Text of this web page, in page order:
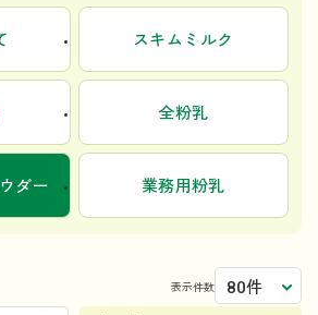
スキムミルク
全粉乳
ダー 業務用粉乳
表示件数 80件